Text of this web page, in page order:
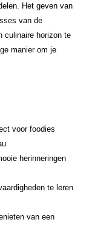
Het geven van
van de
culinaire horizon te
manier om je
voor foodies
herinneringen
te leren
van een